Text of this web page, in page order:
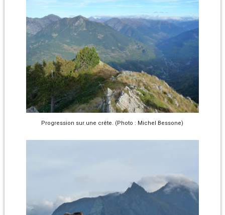
Progression sur une crête. (Photo : Michel Bessone)